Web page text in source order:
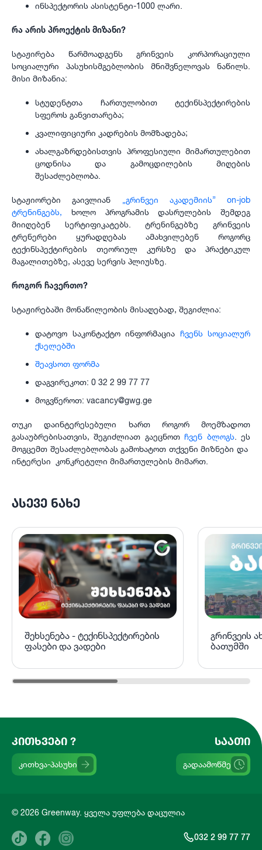
ინსპექტორის ასისტენტი-1000 ლარი.
რა არის პროექტის მიზანი?
სტაჟირება წარმოადგენს გრინვეის კორპორაციული
სოციალური პასუხისმგებლობის მნიშვნელოვას ნაწილს.
მისი მიზანია:
სტუდენტთა ჩართულობით ტექინსპექტირების
სფეროს განვითარება;
კვალიფიციური კადრების მომზადება;
ახალგაზრდებისთვის პროფესიული მიმართულებით
ცოდნისა და გამოცდილების მიღების
შესაძლებლობა.
სტაჟიორები გაივლიან „გრინვეი აკადემიის” on-job
ტრენინგებს, ხოლო პროგრამის დასრულების შემდეგ
მიიღებენ სერტიფიკატებს. ტრენინგებზე გრინვეის
ტრენერები ყურადღებას ამახვილებენ როგორც
ტექინსპექტირების თეორიულ კურსზე და პრაქტიკულ
მაგალითებზე, ასევე სერვის პლიუსზე.
როგორ ჩავერთო?
სტაჟირებაში მონაწილეობის მისაღებად, შეგიძლია:
დატოვო საკონტაქტო ინფორმაცია ჩვენს სოციალურ
ქსელებში
შეავსოთ ფორმა
დაგვირეკოთ: 0 32 2 99 77 77
მოგვწეროთ: vacancy@gwg.ge
თუკი დაინტერესებული ხართ როგორ მოემზადოთ
გასაუბრებისათვის, შეგიძლიათ გაეცნოთჩვენ ბლოგს. ეს
მოგცემთ შესაძლებლობას გამოხატოთ თქვენი მიზნები და
ინტერესი კონკრეტული მიმართულების მიმართ.
ᲐᲡᲔᲕᲔ ᲜᲐᲮᲔ
შეხსენება - ტექინსპექტირების
ფასები და ვადები
გრინვეის
ბათუმში
ᲙᲘᲗᲮᲕᲔᲑᲘ ?
კითხვა-პასუხი
ᲡᲐᲐᲗᲘ
გადაამოწმე
© 2026 Greenway. ყველა უფლება დაცულია
032 2 99 77 77